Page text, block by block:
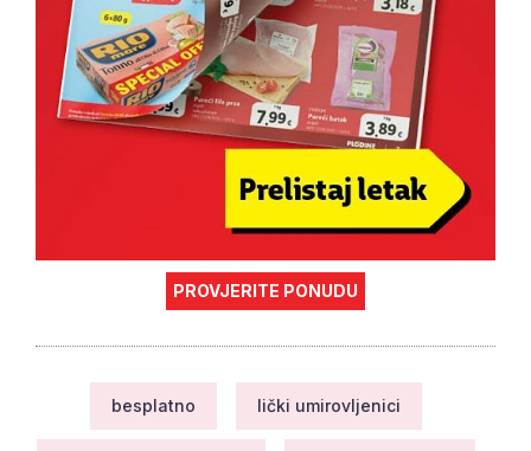
PROVJERITE PONUDU
besplatno lički umirovljenici